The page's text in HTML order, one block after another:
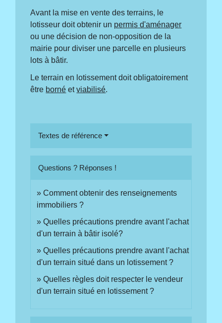
Avant la mise en vente des terrains, le
lotisseur doit obtenir un permis d'aménager
ou une décision de non-opposition de la
mairie pour diviser une parcelle en plusieurs
lots à bâtir.
Le terrain en lotissement doit obligatoirement
être borné etviabilisé.
Textes de référence
Questions ? Réponses !
Comment obtenir des renseignements
immobiliers ?
Quelles précautions prendre avant l'achat
d'un terrain à bâtir isolé?
Quelles précautions prendre avant l'achat
d'un terrain situé dans un lotissement ?
Quelles règles doit respecter le vendeur
d'un terrain situé en lotissement ?